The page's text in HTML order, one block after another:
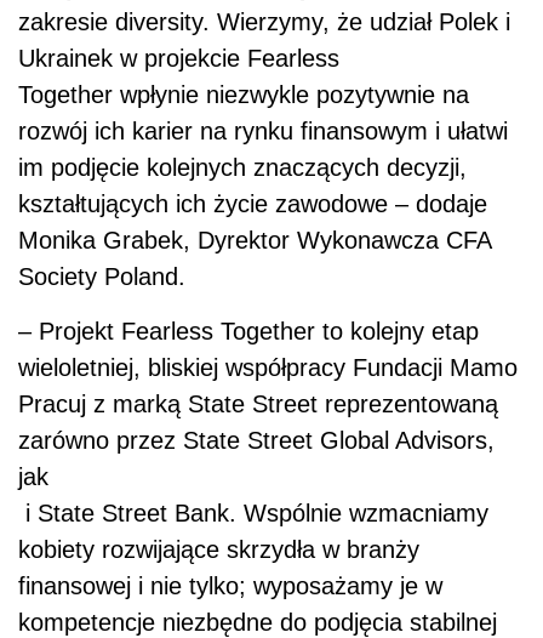
zakresie diversity. Wierzymy, że udział Polek i
Ukrainek w projekcie Fearless
Together wpłynie niezwykle pozytywnie na
rozwój ich karier na rynku finansowym i ułatwi
im podjęcie kolejnych znaczących decyzji,
kształtujących ich życie zawodowe – dodaje
Monika Grabek, Dyrektor Wykonawcza CFA
Society Poland.
– Projekt Fearless Together to kolejny etap
wieloletniej, bliskiej współpracy Fundacji Mamo
Pracuj z marką State Street reprezentowaną
zarówno przez State Street Global Advisors,
jak
i State Street Bank. Wspólnie wzmacniamy
kobiety rozwijające skrzydła w branży
finansowej i nie tylko; wyposażamy je w
kompetencje niezbędne do podjęcia stabilnej